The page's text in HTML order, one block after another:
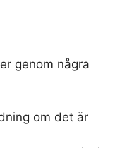
genom några
om det är